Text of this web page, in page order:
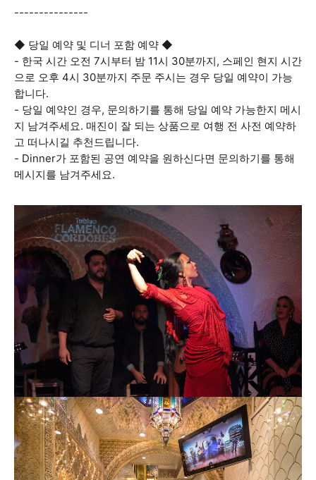
---------------
◆ 당일 예약 및 디너 포함 예약 ◆
- 한국 시간 오전 7시부터 밤 11시 30분까지, 스페인 현지 시간
으로 오후 4시 30분까지 주문 주시는 경우 당일 예약이 가능
합니다.
- 당일 예약인 경우, 문의하기를 통해 당일 예약 가능한지 메시
지 남겨주세요. 매진이 잘 되는 상품으로 여행 전 사전 예약하
고 떠나시길 추천드립니다.
- Dinner가 포함된 공연 예약을 원하신다면 문의하기를 통해
메시지를 남겨주세요.